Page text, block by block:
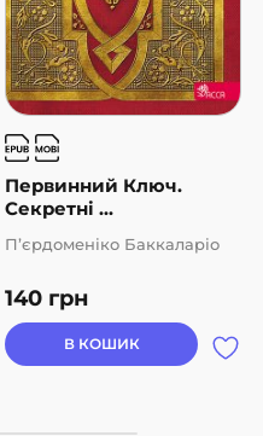
Первинний Ключ.
Секретні ...
140 грн
П’єрдоменіко Баккаларіо
В КОШИК